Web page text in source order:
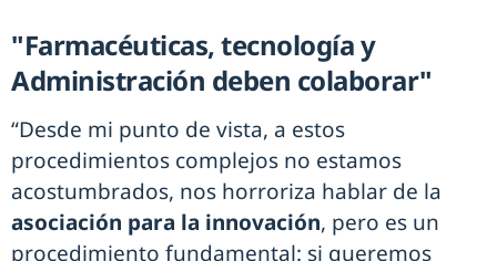
"Farmacéuticas, tecnología y
Administración deben colaborar"
“Desde mi punto de vista, a estos
procedimientos complejos no estamos
acostumbrados, nos horroriza hablar de la
asociación para la innovación, pero es un
procedimiento fundamental: si queremos